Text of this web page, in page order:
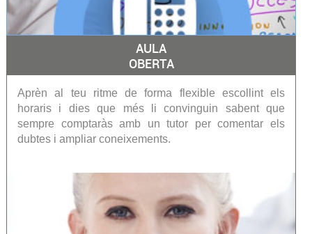
AULA
OBERTA
Aprèn al teu ritme de forma flexible escollint els
horaris i dies que més li convinguin sabent que
sempre comptaràs amb un tutor per comentar els
dubtes i ampliar coneixements.